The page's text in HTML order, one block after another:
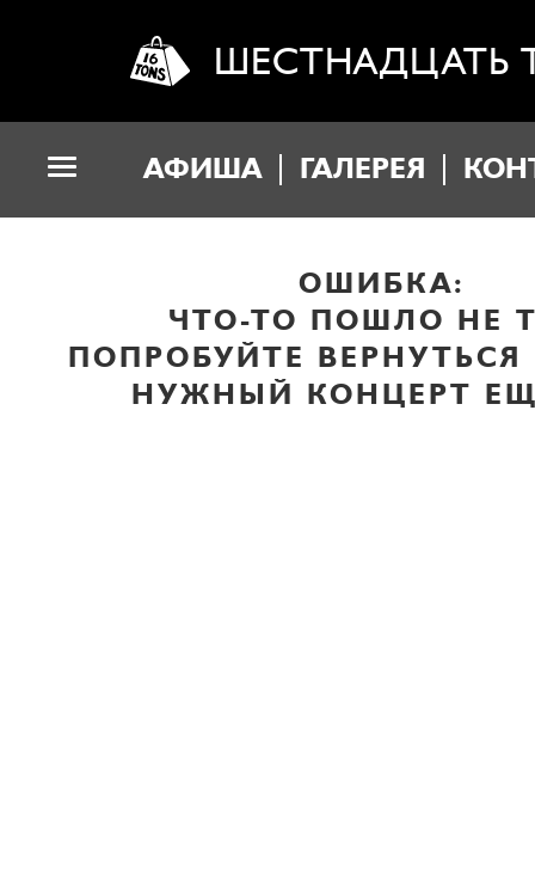
ШЕСТНАДЦАТЬ
АФИША ГАЛЕРЕЯ
ОШИБКА:
ЧТО-ТО ПОШЛО НЕ
ПОПРОБУЙТЕ
НУЖНЫЙ КОНЦЕРТ